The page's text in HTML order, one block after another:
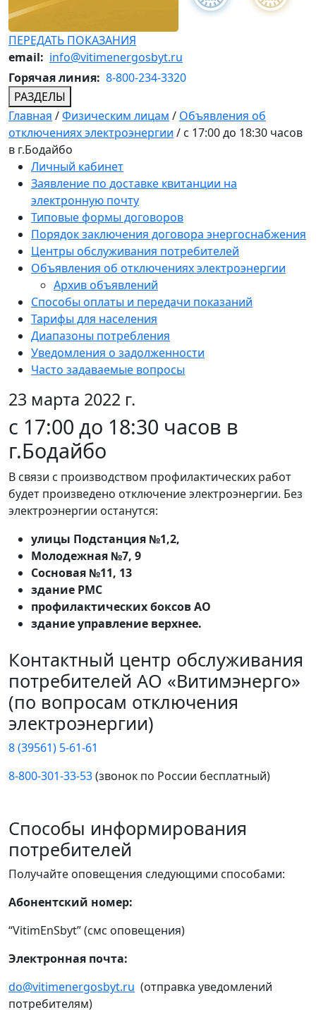
ПЕРЕДАТЬ ПОКАЗАНИЯ
email: info@vitimenergosbyt.ru
Горячая линия: 8-800-234-3320
РАЗДЕЛЫ
Главная /Физическим лицам / Объявления об
отключениях электроэнергии / c 17:00 до 18:30 часов
в г.Бодайбо
Личный кабинет
Заявление по доставке квитанции на
электронную почту
Типовые формы договоров
Порядок заключения договора энергоснабжения
Центры обслуживания потребителей
Объявления об отключениях электроэнергии
Архив объявлений
Способы оплаты и передачи показаний
Тарифы для населения
Диапазоны потребления
Уведомления о задолженности
Часто задаваемые вопросы
23 марта 2022 г.
c 17:00 до 18:30 часов в
г.Бодайбо
В связи с производством профилактических работ
будет произведено отключение электроэнергии. Без
электроэнергии останутся:
улицы Подстанция №1,2,
Молодежная №7, 9
Сосновая №11, 13
здание РМС
профилактических боксов АО
здание управление верхнее.
Контактный центр обслуживания
потребителей АО «Витимэнерго»
(по вопросам отключения
электроэнергии)
8 (39561) 5-61-61
8-800-301-33-53(звонок по России бесплатный)
Способы информирования
потребителей
Получайте оповещения следующими способами:
Абонентский номер:
“VitimEnSbyt” (смс оповещения)
Электронная почта:
do@vitimenergosbyt.ru (отправка уведомлений
потребителям)